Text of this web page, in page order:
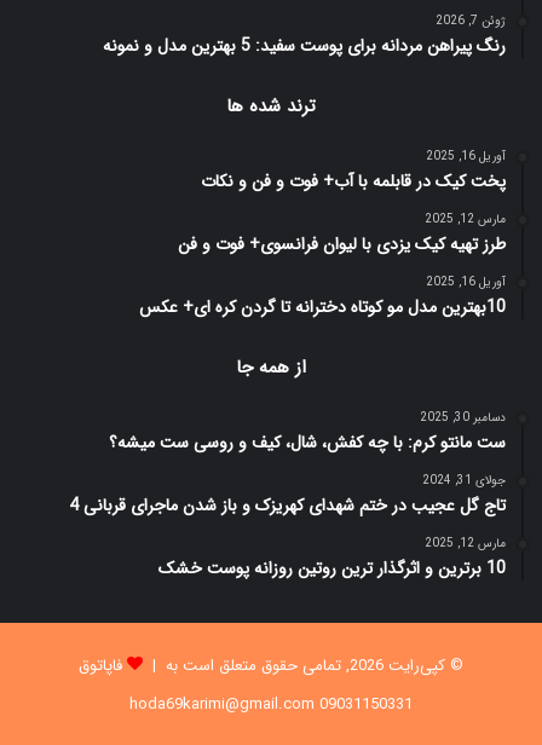
ژوئن 7, 2026
رنگ پیراهن مردانه برای پوست سفید: 5 بهترین مدل و نمونه
ترند شده ها
آوریل 16, 2025
پخت کیک در قابلمه با آب+ فوت و فن و نکات
مارس 12, 2025
طرز تهیه کیک یزدی با لیوان فرانسوی+ فوت و فن
آوریل 16, 2025
10بهترین مدل مو کوتاه دخترانه تا گردن کره ای+ عکس
از همه جا
دسامبر 30, 2025
ست مانتو کرم: با چه کفش، شال، کیف و روسی ست میشه؟
جولای 31, 2024
تاج گل عجیب در ختم شهدای کهریزک و باز شدن ماجرای قربانی 4
مارس 12, 2025
10 برترین و اثرگذار ترین روتین روزانه پوست خشک
© کپی‌رایت 2026, تمامی حقوق متعلق است به |
فاپاتوق
09031150331 hoda69karimi@gmail.com